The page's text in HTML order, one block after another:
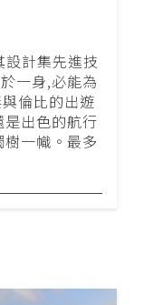
計集先進技
一身,必能為
倫比的出遊
出色的航行
一幟。最多